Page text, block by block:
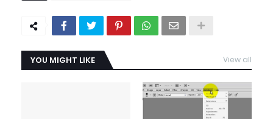
YOU MIGHT LIKE View all